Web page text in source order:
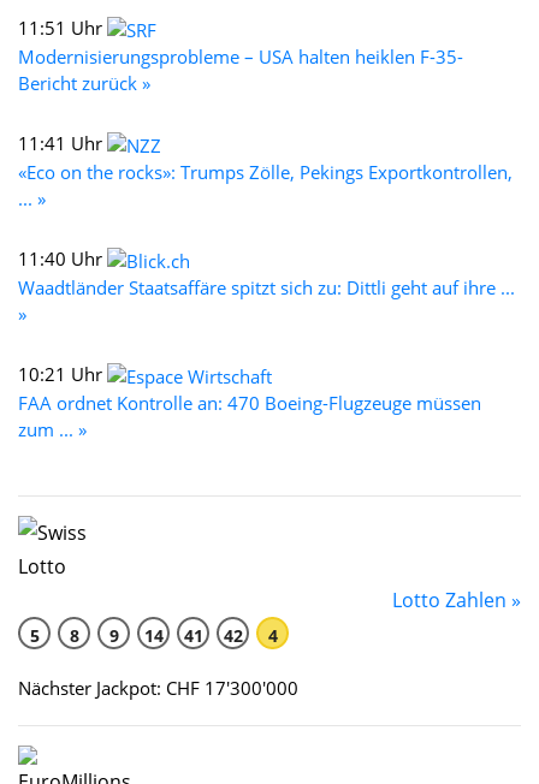
11:51 Uhr
Modernisierungsprobleme – USA halten heiklen F-35-
Bericht zurück »
11:41 Uhr
«Eco on the rocks»: Trumps Zölle, Pekings Exportkontrollen,
... »
11:40 Uhr
Waadtländer Staatsaffäre spitzt sich zu: Dittli geht auf ihre ...
»
10:21 Uhr
FAA ordnet Kontrolle an: 470 Boeing-Flugzeuge müssen
zum ... »
Lotto Zahlen »
5 8 9 14 41 42 4
Nächster Jackpot: CHF 17'300'000